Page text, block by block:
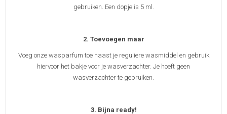
gebruiken. Een dopje is 5 ml.
2. Toevoegen maar
Voeg onze wasparfum toe naast je reguliere wasmiddel en gebruik
hiervoor het bakje voor je wasverzachter. Je hoeft geen
wasverzachter te gebruiken.
3. Bijna ready!